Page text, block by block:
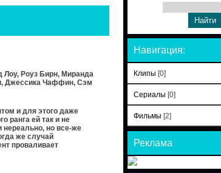
Роуз Бирн, Миранда
Джессика Чаффин, Сэм
и для этого даже
ранга ей так и не
нереально, но все-же
же случай
проваливает
Навигация:
Клипы [0]
Сериалы [0]
Фильмы [2]
Реклама